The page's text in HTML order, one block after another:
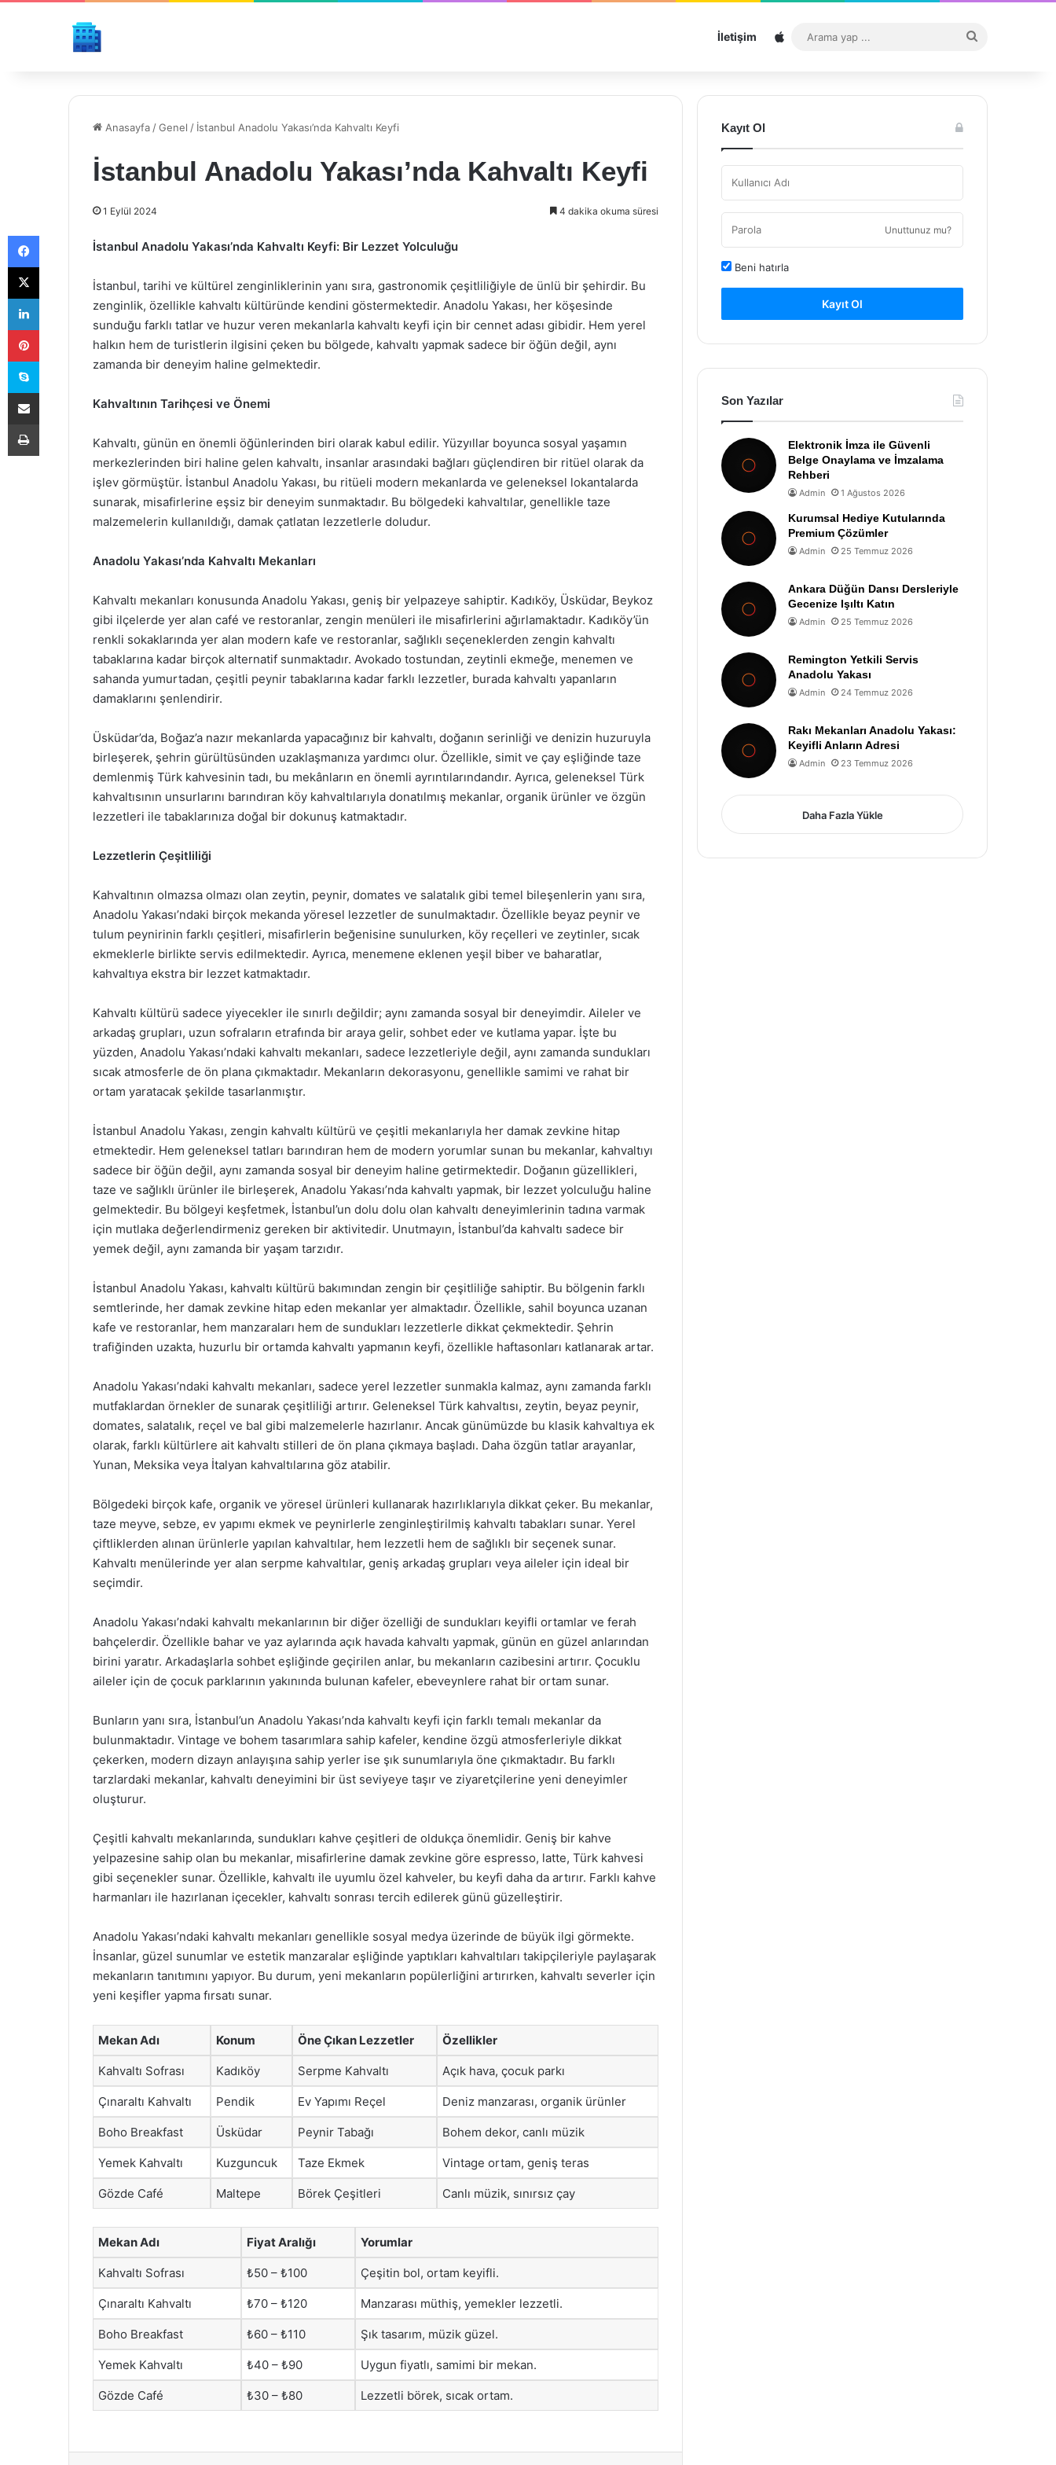
İletişim Sitemap
...
Anasayfa /Genel / İstanbul Anadolu Yakası’nda Kahvaltı Keyfi
İstanbul Anadolu Yakası’nda Kahvaltı Keyfi
1 Eylül 2024 4 dakika okuma süresi
İstanbul Anadolu Yakası’nda Kahvaltı Keyfi: Bir Lezzet Yolculuğu
İstanbul, tarihi ve kültürel zenginliklerinin yanı sıra, gastronomik çeşitliliğiyle de ünlü bir şehirdir. Bu
zenginlik, özellikle kahvaltı kültüründe kendini göstermektedir. Anadolu Yakası, her köşesinde
sunduğu farklı tatlar ve huzur veren mekanlarla kahvaltı keyfi için bir cennet adası gibidir. Hem yerel
halkın hem de turistlerin ilgisini çeken bu bölgede, kahvaltı yapmak sadece bir öğün değil, aynı
zamanda bir deneyim haline gelmektedir.
Kahvaltının Tarihçesi ve Önemi
Kahvaltı, günün en önemli öğünlerinden biri olarak kabul edilir. Yüzyıllar boyunca sosyal yaşamın
merkezlerinden biri haline gelen kahvaltı, insanlar arasındaki bağları güçlendiren bir ritüel olarak da
işlev görmüştür. İstanbul Anadolu Yakası, bu ritüeli modern mekanlarda ve geleneksel lokantalarda
sunarak, misafirlerine eşsiz bir deneyim sunmaktadır. Bu bölgedeki kahvaltılar, genellikle taze
malzemelerin kullanıldığı, damak çatlatan lezzetlerle doludur.
Anadolu Yakası’nda Kahvaltı Mekanları
Kahvaltı mekanları konusunda Anadolu Yakası, geniş bir yelpazeye sahiptir. Kadıköy, Üsküdar, Beykoz
gibi ilçelerde yer alan café ve restoranlar, zengin menüleri ile misafirlerini ağırlamaktadır. Kadıköy’ün
renkli sokaklarında yer alan modern kafe ve restoranlar, sağlıklı seçeneklerden zengin kahvaltı
tabaklarına kadar birçok alternatif sunmaktadır. Avokado tostundan, zeytinli ekmeğe, menemen ve
sahanda yumurtadan, çeşitli peynir tabaklarına kadar farklı lezzetler, burada kahvaltı yapanların
damaklarını şenlendirir.
Üsküdar’da, Boğaz’a nazır mekanlarda yapacağınız bir kahvaltı, doğanın serinliği ve denizin huzuruyla
birleşerek, şehrin gürültüsünden uzaklaşmanıza yardımcı olur. Özellikle, simit ve çay eşliğinde taze
demlenmiş Türk kahvesinin tadı, bu mekânların en önemli ayrıntılarındandır. Ayrıca, geleneksel Türk
kahvaltısının unsurlarını barındıran köy kahvaltılarıyla donatılmış mekanlar, organik ürünler ve özgün
lezzetleri ile tabaklarınıza doğal bir dokunuş katmaktadır.
Lezzetlerin Çeşitliliği
Kahvaltının olmazsa olmazı olan zeytin, peynir, domates ve salatalık gibi temel bileşenlerin yanı sıra,
Anadolu Yakası’ndaki birçok mekanda yöresel lezzetler de sunulmaktadır. Özellikle beyaz peynir ve
tulum peynirinin farklı çeşitleri, misafirlerin beğenisine sunulurken, köy reçelleri ve zeytinler, sıcak
ekmeklerle birlikte servis edilmektedir. Ayrıca, menemene eklenen yeşil biber ve baharatlar,
kahvaltıya ekstra bir lezzet katmaktadır.
Kahvaltı kültürü sadece yiyecekler ile sınırlı değildir; aynı zamanda sosyal bir deneyimdir. Aileler ve
arkadaş grupları, uzun sofraların etrafında bir araya gelir, sohbet eder ve kutlama yapar. İşte bu
yüzden, Anadolu Yakası’ndaki kahvaltı mekanları, sadece lezzetleriyle değil, aynı zamanda sundukları
sıcak atmosferle de ön plana çıkmaktadır. Mekanların dekorasyonu, genellikle samimi ve rahat bir
ortam yaratacak şekilde tasarlanmıştır.
İstanbul Anadolu Yakası, zengin kahvaltı kültürü ve çeşitli mekanlarıyla her damak zevkine hitap
etmektedir. Hem geleneksel tatları barındıran hem de modern yorumlar sunan bu mekanlar, kahvaltıyı
sadece bir öğün değil, aynı zamanda sosyal bir deneyim haline getirmektedir. Doğanın güzellikleri,
taze ve sağlıklı ürünler ile birleşerek, Anadolu Yakası’nda kahvaltı yapmak, bir lezzet yolculuğu haline
gelmektedir. Bu bölgeyi keşfetmek, İstanbul’un dolu dolu olan kahvaltı deneyimlerinin tadına varmak
için mutlaka değerlendirmeniz gereken bir aktivitedir. Unutmayın, İstanbul’da kahvaltı sadece bir
yemek değil, aynı zamanda bir yaşam tarzıdır.
İstanbul Anadolu Yakası, kahvaltı kültürü bakımından zengin bir çeşitliliğe sahiptir. Bu bölgenin farklı
semtlerinde, her damak zevkine hitap eden mekanlar yer almaktadır. Özellikle, sahil boyunca uzanan
kafe ve restoranlar, hem manzaraları hem de sundukları lezzetlerle dikkat çekmektedir. Şehrin
trafiğinden uzakta, huzurlu bir ortamda kahvaltı yapmanın keyfi, özellikle haftasonları katlanarak artar.
Anadolu Yakası’ndaki kahvaltı mekanları, sadece yerel lezzetler sunmakla kalmaz, aynı zamanda farklı
mutfaklardan örnekler de sunarak çeşitliliği artırır. Geleneksel Türk kahvaltısı, zeytin, beyaz peynir,
domates, salatalık, reçel ve bal gibi malzemelerle hazırlanır. Ancak günümüzde bu klasik kahvaltıya ek
olarak, farklı kültürlere ait kahvaltı stilleri de ön plana çıkmaya başladı. Daha özgün tatlar arayanlar,
Yunan, Meksika veya İtalyan kahvaltılarına göz atabilir.
Bölgedeki birçok kafe, organik ve yöresel ürünleri kullanarak hazırlıklarıyla dikkat çeker. Bu mekanlar,
taze meyve, sebze, ev yapımı ekmek ve peynirlerle zenginleştirilmiş kahvaltı tabakları sunar. Yerel
çiftliklerden alınan ürünlerle yapılan kahvaltılar, hem lezzetli hem de sağlıklı bir seçenek sunar.
Kahvaltı menülerinde yer alan serpme kahvaltılar, geniş arkadaş grupları veya aileler için ideal bir
seçimdir.
Anadolu Yakası’ndaki kahvaltı mekanlarının bir diğer özelliği de sundukları keyifli ortamlar ve ferah
bahçelerdir. Özellikle bahar ve yaz aylarında açık havada kahvaltı yapmak, günün en güzel anlarından
birini yaratır. Arkadaşlarla sohbet eşliğinde geçirilen anlar, bu mekanların cazibesini artırır. Çocuklu
aileler için de çocuk parklarının yakınında bulunan kafeler, ebeveynlere rahat bir ortam sunar.
Bunların yanı sıra, İstanbul’un Anadolu Yakası’nda kahvaltı keyfi için farklı temalı mekanlar da
bulunmaktadır. Vintage ve bohem tasarımlara sahip kafeler, kendine özgü atmosferleriyle dikkat
çekerken, modern dizayn anlayışına sahip yerler ise şık sunumlarıyla öne çıkmaktadır. Bu farklı
tarzlardaki mekanlar, kahvaltı deneyimini bir üst seviyeye taşır ve ziyaretçilerine yeni deneyimler
oluşturur.
Çeşitli kahvaltı mekanlarında, sundukları kahve çeşitleri de oldukça önemlidir. Geniş bir kahve
yelpazesine sahip olan bu mekanlar, misafirlerine damak zevkine göre espresso, latte, Türk kahvesi
gibi seçenekler sunar. Özellikle, kahvaltı ile uyumlu özel kahveler, bu keyfi daha da artırır. Farklı kahve
harmanları ile hazırlanan içecekler, kahvaltı sonrası tercih edilerek günü güzelleştirir.
Anadolu Yakası’ndaki kahvaltı mekanları genellikle sosyal medya üzerinde de büyük ilgi görmekte.
İnsanlar, güzel sunumlar ve estetik manzaralar eşliğinde yaptıkları kahvaltıları takipçileriyle paylaşarak
mekanların tanıtımını yapıyor. Bu durum, yeni mekanların popülerliğini artırırken, kahvaltı severler için
yeni keşifler yapma fırsatı sunar.
Mekan Adı Konum Öne Çıkan Lezzetler Özellikler
Kahvaltı Sofrası Kadıköy Serpme Kahvaltı Açık hava, çocuk parkı
Çınaraltı Kahvaltı Pendik Ev Yapımı Reçel Deniz manzarası, organik ürünler
Boho Breakfast Üsküdar Peynir Tabağı Bohem dekor, canlı müzik
Yemek Kahvaltı Kuzguncuk Taze Ekmek Vintage ortam, geniş teras
Gözde Café Maltepe Börek Çeşitleri Canlı müzik, sınırsız çay
Mekan Adı Fiyat Aralığı Yorumlar
Kahvaltı Sofrası ₺50 – ₺100 Çeşitin bol, ortam keyifli.
Çınaraltı Kahvaltı ₺70 – ₺120 Manzarası müthiş, yemekler lezzetli.
Boho Breakfast ₺60 – ₺110 Şık tasarım, müzik güzel.
Yemek Kahvaltı ₺40 – ₺90 Uygun fiyatlı, samimi bir mekan.
Gözde Café ₺30 – ₺80 Lezzetli börek, sıcak ortam.
Kayıt Ol
Unuttunuz mu?
Beni hatırla
Kayıt Ol
Son Yazılar
Elektronik İmza ile Güvenli
Belge Onaylama ve İmzalama
Rehberi
Admin 1 Ağustos 2026
Kurumsal Hediye Kutularında
Premium Çözümler
Admin 25 Temmuz 2026
Ankara Düğün Dansı Dersleriyle
Gecenize Işıltı Katın
Admin 25 Temmuz 2026
Remington Yetkili Servis
Anadolu Yakası
Admin 24 Temmuz 2026
Rakı Mekanları Anadolu Yakası:
Keyifli Anların Adresi
Admin 23 Temmuz 2026
Daha Fazla Yükle
Facebook
X
LinkedIn
Pinterest
Skype
E-Posta ile paylaş